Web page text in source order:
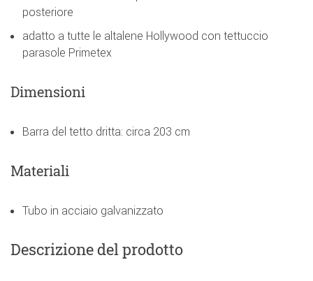
posteriore
adatto a tutte le altalene Hollywood con tettuccio
parasole Primetex
Dimensioni
Barra del tetto dritta: circa 203 cm
Materiali
Tubo in acciaio galvanizzato
Descrizione del prodotto